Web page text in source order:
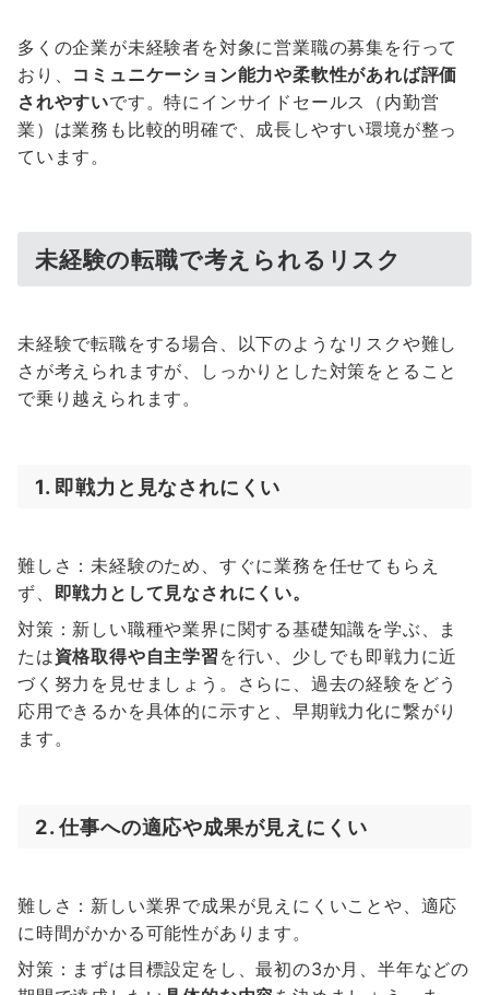
多くの企業が未経験者を対象に営業職の募集を行って
おり、 コミュニケーション能力や柔軟性があれば評価
されやすいです。特にインサイドセールス（内勤営
業）は業務も比較的明確で、成長しやすい環境が整っ
ています。
未経験の転職で考えられるリスク
未経験で転職をする場合、以下のようなリスクや難し
さが考えられますが、しっかりとした対策をとること
で乗り越えられます。
1. 即戦力と見なされにくい
難しさ：未経験のため、すぐに業務を任せてもらえ
ず、 即戦力として見なされにくい。
対策：新しい職種や業界に関する基礎知識を学ぶ、ま
たは資格取得や自主学習 を行い、少しでも即戦力に近
づく努力を見せましょう。さらに、過去の経験をどう
応用できるかを具体的に示すと、早期戦力化に繋がり
ます。
2. 仕事への適応や成果が見えにくい
難しさ：新しい業界で成果が見えにくいことや、適応
に時間がかかる可能性があります。
対策：まずは目標設定をし、最初の3か月、半年などの